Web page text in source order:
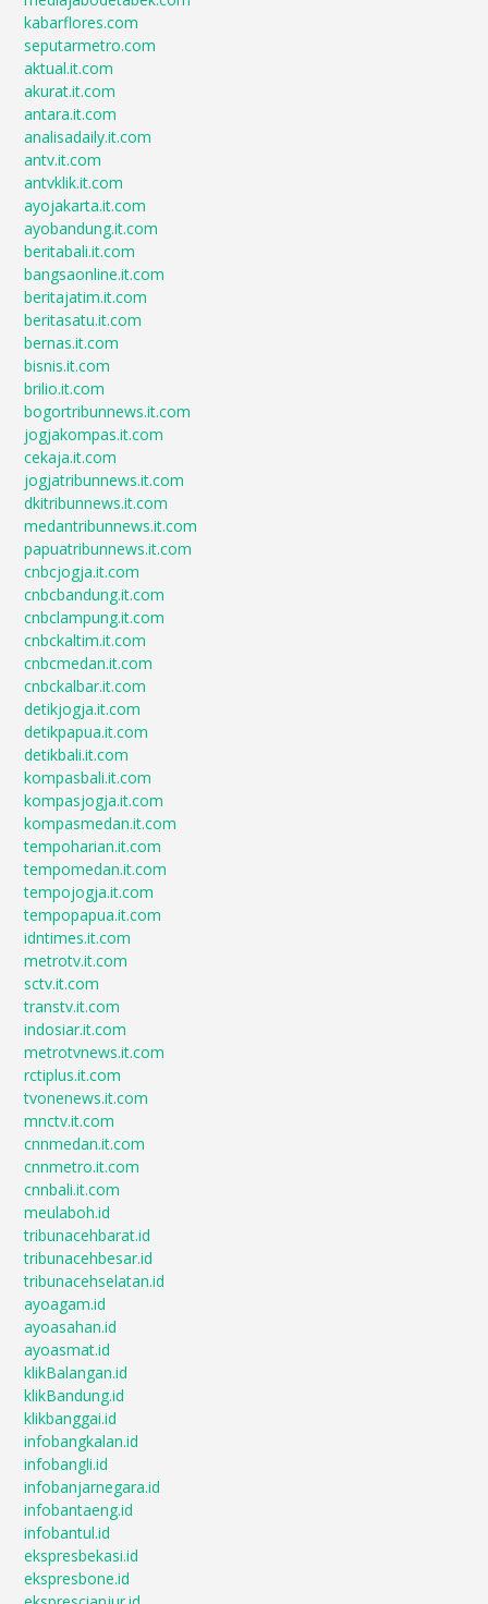
kabarflores.com
seputarmetro.com
aktual.it.com
akurat.it.com
antara.it.com
analisadaily.it.com
antv.it.com
antvklik.it.com
ayojakarta.it.com
ayobandung.it.com
beritabali.it.com
bangsaonline.it.com
beritajatim.it.com
beritasatu.it.com
bernas.it.com
bisnis.it.com
brilio.it.com
bogortribunnews.it.com
jogjakompas.it.com
cekaja.it.com
jogjatribunnews.it.com
dkitribunnews.it.com
medantribunnews.it.com
papuatribunnews.it.com
cnbcjogja.it.com
cnbcbandung.it.com
cnbclampung.it.com
cnbckaltim.it.com
cnbcmedan.it.com
cnbckalbar.it.com
detikjogja.it.com
detikpapua.it.com
detikbali.it.com
kompasbali.it.com
kompasjogja.it.com
kompasmedan.it.com
tempoharian.it.com
tempomedan.it.com
tempojogja.it.com
tempopapua.it.com
idntimes.it.com
metrotv.it.com
sctv.it.com
transtv.it.com
indosiar.it.com
metrotvnews.it.com
rctiplus.it.com
tvonenews.it.com
mnctv.it.com
cnnmedan.it.com
cnnmetro.it.com
cnnbali.it.com
meulaboh.id
tribunacehbarat.id
tribunacehbesar.id
tribunacehselatan.id
ayoagam.id
ayoasahan.id
ayoasmat.id
klikBalangan.id
klikBandung.id
klikbanggai.id
infobangkalan.id
infobangli.id
infobanjarnegara.id
infobantaeng.id
infobantul.id
ekspresbekasi.id
ekspresbone.id